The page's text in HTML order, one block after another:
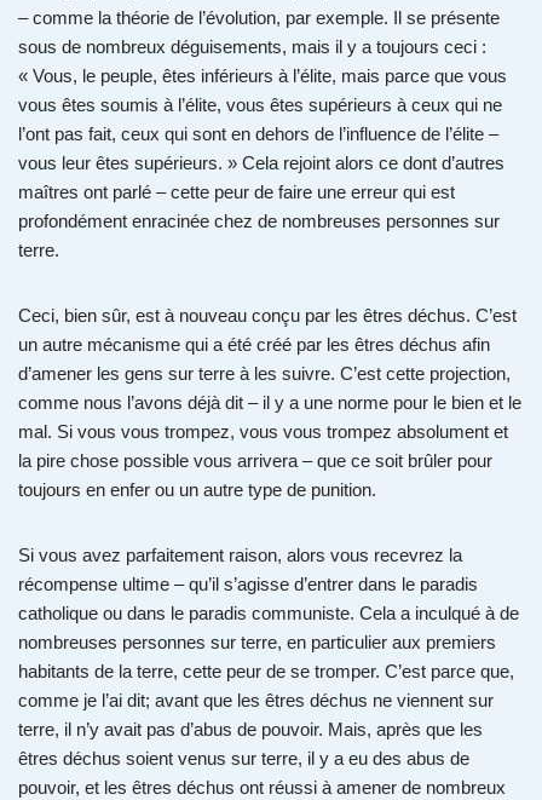
– comme la théorie de l’évolution, par exemple. Il se présente
sous de nombreux déguisements, mais il y a toujours ceci :
« Vous, le peuple, êtes inférieurs à l’élite, mais parce que vous
vous êtes soumis à l’élite, vous êtes supérieurs à ceux qui ne
l’ont pas fait, ceux qui sont en dehors de l’influence de l’élite –
vous leur êtes supérieurs. » Cela rejoint alors ce dont d’autres
maîtres ont parlé – cette peur de faire une erreur qui est
profondément enracinée chez de nombreuses personnes sur
terre.
Ceci, bien sûr, est à nouveau conçu par les êtres déchus. C’est
un autre mécanisme qui a été créé par les êtres déchus afin
d’amener les gens sur terre à les suivre. C’est cette projection,
comme nous l’avons déjà dit – il y a une norme pour le bien et le
mal. Si vous vous trompez, vous vous trompez absolument et
la pire chose possible vous arrivera – que ce soit brûler pour
toujours en enfer ou un autre type de punition.
Si vous avez parfaitement raison, alors vous recevrez la
récompense ultime – qu’il s’agisse d’entrer dans le paradis
catholique ou dans le paradis communiste. Cela a inculqué à de
nombreuses personnes sur terre, en particulier aux premiers
habitants de la terre, cette peur de se tromper. C’est parce que,
comme je l’ai dit; avant que les êtres déchus ne viennent sur
terre, il n’y avait pas d’abus de pouvoir. Mais, après que les
êtres déchus soient venus sur terre, il y a eu des abus de
pouvoir, et les êtres déchus ont réussi à amener de nombreux